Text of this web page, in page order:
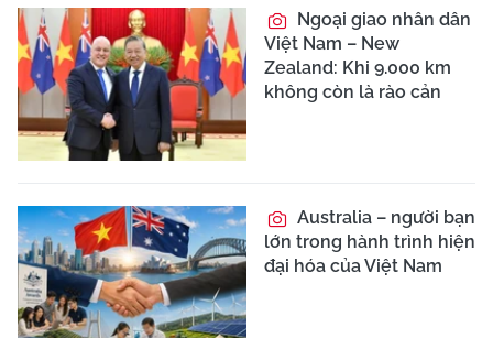
Ngoại giao nhân dân
Việt Nam – New
Zealand: Khi 9.000 km
không còn là rào cản
Australia – người bạn
lớn trong hành trình hiện
đại hóa của Việt Nam